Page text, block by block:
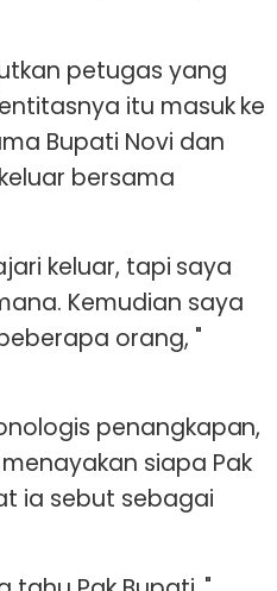
petugas yang
itu masuk ke
Bupati Novi dan
bersama
keluar, tapi saya
Kemudian saya
orang, "
penangkapan,
siapa Pak
ia sebut sebagai